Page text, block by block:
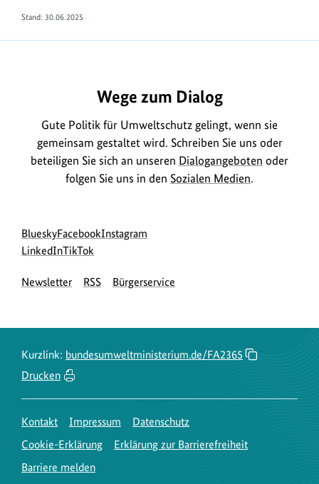
Stand: 30.06.2025
Wege zum Dialog
Gute Politik für Umweltschutz gelingt, wenn sie
gemeinsam gestaltet wird. Schreiben Sie uns oder
beteiligen Sie sich an unseren Dialogangeboten oder
folgen Sie uns in den Sozialen Medien.
Social
Media
Blueskyzur
Bluesky-
des
Facebookzur
des
Instagram
des
LinkedInzur
Seite
zur
Seite
TikTok
Newsletter RSS Bürgerservice
Kurzlink: bundesumweltministerium.de/FA2365
Drucken
Kontakt Impressum
Datenschutz
Cookie-Erklärung
Erklärung zur Barrierefreiheit
Barriere melden